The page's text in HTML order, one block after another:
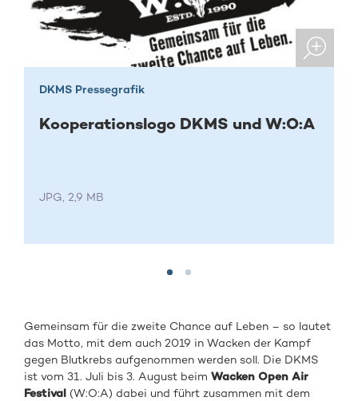
DKMS Pressegrafik
Kooperationslogo DKMS und W:O:A
JPG, 2,9 MB
Gemeinsam für die zweite Chance auf Leben – so lautet
das Motto, mit dem auch 2019 in Wacken der Kampf
gegen Blutkrebs aufgenommen werden soll. Die DKMS
ist vom 31. Juli bis 3. August beimWacken Open Air
Festival (W:O:A) dabei und führt zusammen mit dem